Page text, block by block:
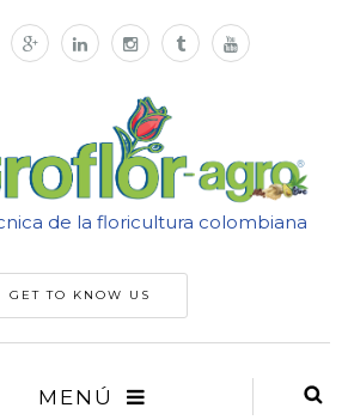
de la floricultura colombiana
GET TO KNOW US
MENÚ